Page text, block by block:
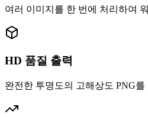
여러 이미지를 한 번에 처리하여
HD 품질 출력
완전한 투명도의 고해상도 PNG